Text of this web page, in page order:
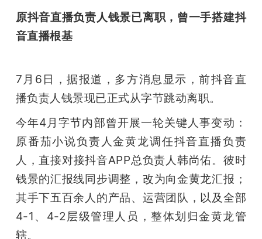
原抖音直播负责人钱景已离职，曾一手搭建抖
音直播根基
7月6日，据报道，多方消息显示，前抖音直
播负责人钱景现已正式从字节跳动离职。
今年4月字节内部曾开展一轮关键人事变动：
原番茄小说负责人金黄龙调任抖音直播负责
人，直接对接抖音APP总负责人韩尚佑。彼时
钱景的汇报线同步调整，改为向金黄龙汇报；
其手下五百余人的产品、运营团队，以及全部
4-1、4-2层级管理人员，整体划归金黄龙管
辖。